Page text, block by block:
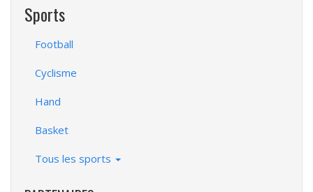
Sports
Football
Cyclisme
Hand
Basket
Tous les sports